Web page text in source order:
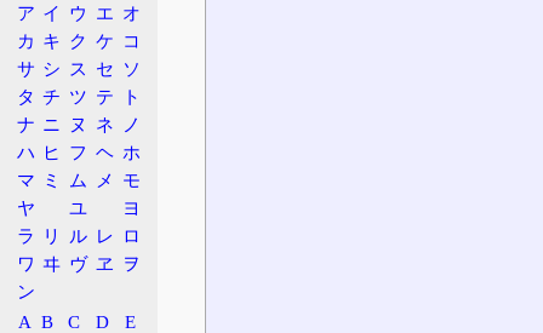
原子情報
物理特性
同位体
性質
特徴
安全性
危険性
有害性
発見
ア イ ウ エ オ
カ キ ク ケ コ
サ シ ス セ ソ
タ チ ツ テ
ト
ナ ニ ヌ ネ
ノ
ハ ヒ フ ヘ ホ
マ ミ ム メ
モ
ヤ
ユ
ヨ
ラ
リ ル レ ロ
ワ ヰ ヴ ヱ
ヲ
ン
A B C D
E